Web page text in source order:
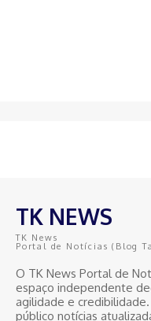
TK NEWS
TK News
Portal de Notícias (Blog
O TK News Portal de
espaço independente
agilidade e
público notícias